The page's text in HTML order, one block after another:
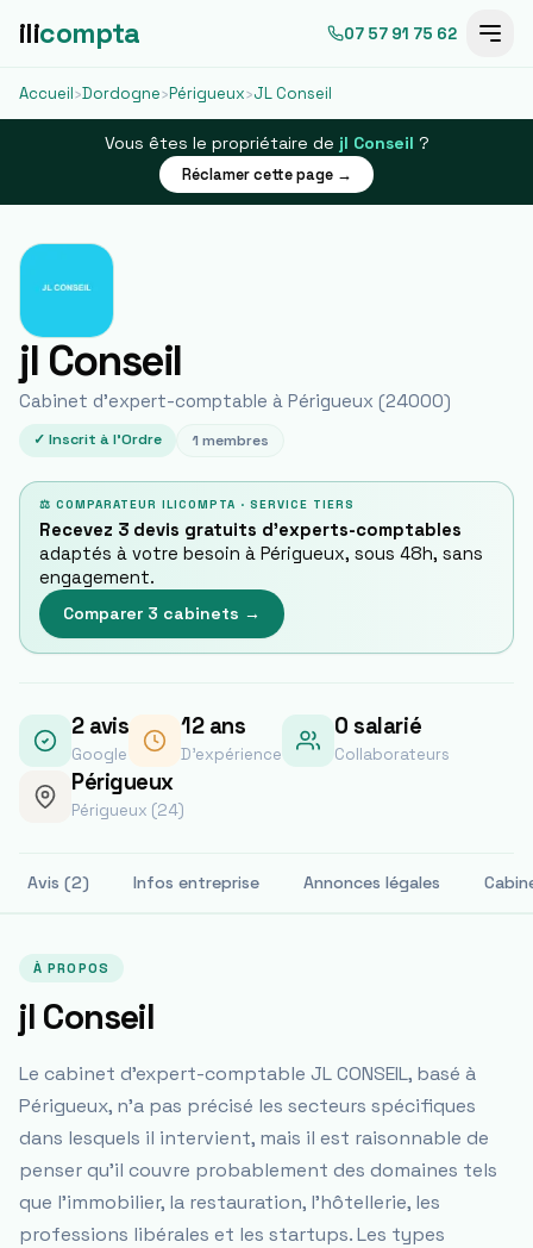
ilicompta 07 57 91 75 62
Accueil›Dordogne›Périgueux›JL Conseil
Vous êtes le propriétaire de jl Conseil ?
Réclamer cette page →
jl Conseil
Cabinet d'expert-comptable à Périgueux (24000)
✓ Inscrit à l'Ordre 1 membres
⚖ COMPARATEUR ILICOMPTA · SERVICE TIERS
Recevez 3 devis gratuits d'experts-comptables
adaptés à votre besoin à Périgueux, sous 48h, sans
engagement.
Comparer 3 cabinets →
2avis
Google
12ans
D'expérience
0 salarié
Collaborateurs
Périgueux
Périgueux (24)
Avis (2) Infos entreprise Annonces légales
À PROPOS
jl Conseil
Le cabinet d'expert-comptable JL CONSEIL, basé à
Périgueux, n'a pas précisé les secteurs spécifiques
dans lesquels il intervient, mais il est raisonnable de
penser qu'il couvre probablement des domaines tels
que l'immobilier, la restauration, l'hôtellerie, les
professions libérales et les startups. Les types